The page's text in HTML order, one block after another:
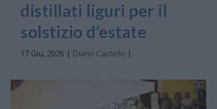
distillati liguri per il
solstizio d’estate
17 Giu, 2026 | Diano Castello |